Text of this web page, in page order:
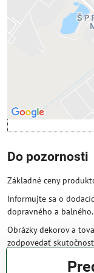
Povoliť a
Otvoriť
Do pozornosti
Základné ceny
Informujte sa o
dopravného a balného.
Obrázky dekorov a
zodpovedať